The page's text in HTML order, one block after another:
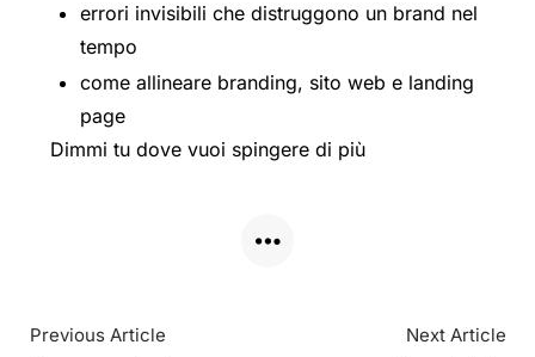
errori invisibili che distruggono un brand nel
tempo
come allineare branding, sito web e landing
page
Dimmi tu dove vuoi spingere di più
Previous Article Next Article